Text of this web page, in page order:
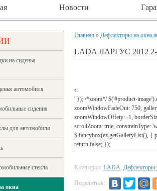
Новости
на сиденья
автомобиля
сидения
для автомобиля
стекла
окна
Главная » Дефлекторы на окна
LADA ЛАРГУС 2012
' }); /*zoom*/ $('#product-
zoomWindowFadeOut: 750,
zoomWindowOffety: -1,
scrollZoom: true, constrainType:
$.fancybox(ez.getGalleryList(), {
return false; });
Категории: LADA, Дефлекторы
Поделиться: